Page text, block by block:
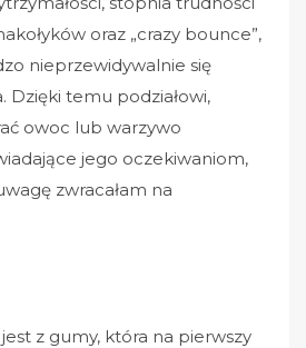
oraz „crazy bounce”,
nieprzewidywalnie się
Dzięki temu podziałowi,
owoc lub warzywo
jego oczekiwaniom,
zwracałam na
z gumy, która na pierwszy